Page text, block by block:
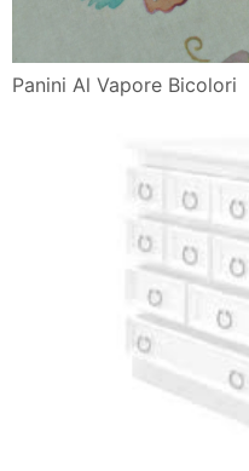
Panini Al Vapore Bicolori